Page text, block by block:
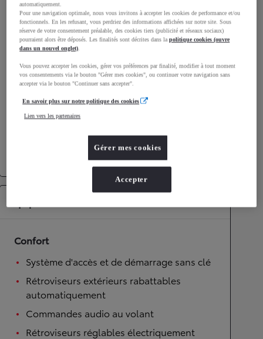
Consommation mixte 4,4 L/100 km
Émissions CO2
112g/km
Performances
Vitesse maximale 170km/h
Accélération 0-100km/h
Roues motrices avant
Confort
Système d'accès et de démarrage sans clé
Rétroviseurs extérieurs rabattables
automatiquement
Commandes audio au volant
Rétroviseurs réglables électriquement
automatiquement.
Pour une navigation optimale, nous vous invitons à accepter les cookies de performance et/ou
fonctionnels. En les refusant, vous perdriez des informations affichées sur notre site. Sous
réserve de votre consentement préalable, des cookies tiers (publicité et réseaux sociaux)
pourraient alors être déposés. Les finalités sont décrites dans lapolitique cookies (ouvre
dans un nouvel onglet)
Vous pouvez accepter les cookies, gérer vos préférences par finalité, modifier à tout moment
vos consentements via le bouton "Gérer mes cookies", ou continuer votre navigation sans
accepter via le bouton "Continuer sans accepter".
En savoir plus sur notre politique des cookies
Lien vers les partenaires
Gérer mes cookies
Accepter